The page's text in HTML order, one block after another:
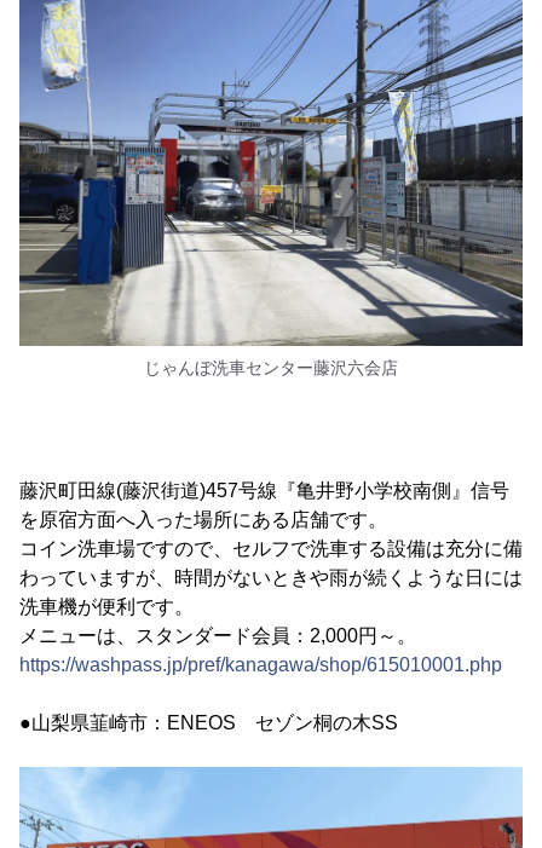
じゃんぼ洗車センター藤沢六会店
藤沢町田線(藤沢街道)457号線『亀井野小学校南側』信号
を原宿方面へ入った場所にある店舗です。
コイン洗車場ですので、セルフで洗車する設備は充分に備
わっていますが、時間がないときや雨が続くような日には
洗車機が便利です。
メニューは、スタンダード会員：2,000円～。
https://washpass.jp/pref/kanagawa/shop/615010001.php
●山梨県韮崎市：ENEOS セゾン桐の木SS